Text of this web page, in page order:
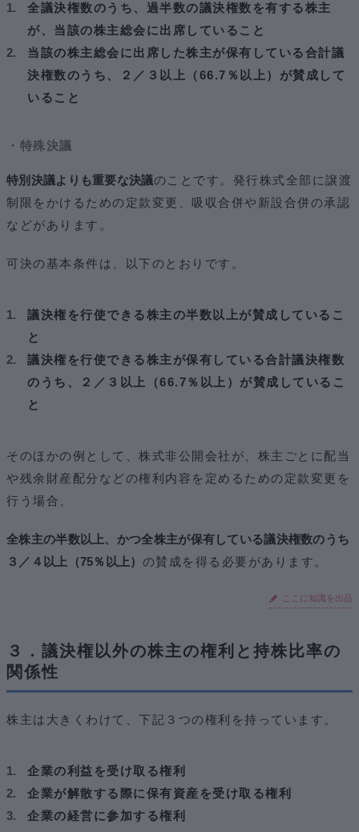
全議決権数のうち、過半数の議決権数を有する株主
が、当該の株主総会に出席していること
当該の株主総会に出席した株主が保有している合計議
決権数のうち、２／３以上（66.7％以上）が賛成して
いること
・特殊決議
特別決議よりも重要な決議のことです。発行株式全部に譲渡
制限をかけるための定款変更、吸収合併や新設合併の承認
などがあります。
可決の基本条件は、以下のとおりです。
議決権を行使できる株主の半数以上が賛成しているこ
と
議決権を行使できる株主が保有している合計議決権数
のうち、２／３以上（66.7％以上）が賛成しているこ
と
そのほかの例として、株式非公開会社が、株主ごとに配当
や残余財産配分などの権利内容を定めるための定款変更を
行う場合、
全株主の半数以上、かつ全株主が保有している議決権数のうち
３／４以上（75％以上） の賛成を得る必要があります。
ここに知識を出品
３．議決権以外の株主の権利と持株比率の
関係性
株主は大きくわけて、下記３つの権利を持っています。
企業の利益を受け取る権利
企業が解散する際に保有資産を受け取る権利
企業の経営に参加する権利